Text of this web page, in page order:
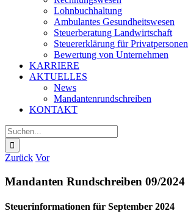
Lohnbuchhaltung
Ambulantes Gesundheitswesen
Steuerberatung Landwirtschaft
Steuererklärung für Privatpersonen
Bewertung von Unternehmen
KARRIERE
AKTUELLES
News
Mandantenrundschreiben
KONTAKT
Suche
nach:
Zurück Vor
Mandanten Rundschreiben 09/2024
Steuerinformationen für September 2024